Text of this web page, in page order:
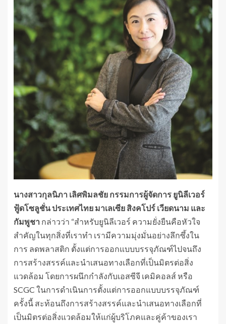
นางสาวกุลนิภา เลิศพิมลชัย กรรมการผู้จัดการ ยูนิลีเวอร์
ฟู้ดโซลูชั่น ประเทศไทย มาเลเซีย สิงคโปร์ เวียดนาม และ
กัมพูชา กล่าวว่า “สำหรับยูนิลีเวอร์ ความยั่งยืนคือหัวใจ
สำคัญในทุกสิ่งที่เราทำ เรามีความมุ่งมั่นอย่างลึกซึ้งใน
การ ลดพลาสติก ตั้งแต่การออกแบบบรรจุภัณฑ์ไปจนถึง
การสร้างสรรค์และนำเสนอทางเลือกที่เป็นมิตรต่อสิ่ง
แวดล้อม โดยการผนึกกำลังกับเอสซีจี เคมิคอลส์ หรือ
SCGC ในการดำเนินการตั้งแต่การออกแบบบรรจุภัณฑ์
ครั้งนี้ สะท้อนถึงการสร้างสรรค์และนำเสนอทางเลือกที่
เป็นมิตรต่อสิ่งแวดล้อมให้แก่ผู้บริโภคและคู่ค้าของเรา